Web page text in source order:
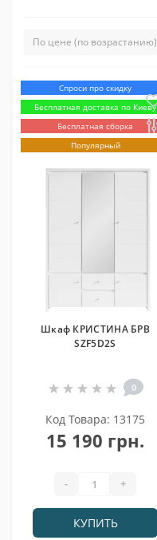
Спроси про скидку
Бесплатная доставка по Киеву
Бесплатная сборка
Популярный
Шкаф КРИСТИНА БРВ
SZF5D2S
0
Код Товара: 13175
15 190 грн.
- +
КУПИТЬ